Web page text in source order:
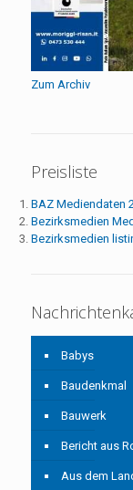
Zum Archiv
Preisliste
BAZ Mediendaten
Bezirksmedien
Bezirksmedien
Babys
Baudenkmal
Bauwerk
Bericht aus
Aus dem